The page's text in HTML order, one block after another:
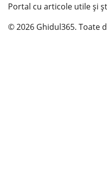
Portal cu articole utile și
© 2026 Ghidul365. Toate